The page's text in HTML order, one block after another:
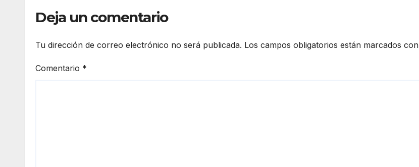
Deja un comentario
Tu dirección de correo electrónico no será publicada. Los campos obligatorios están marcados con
Comentario *